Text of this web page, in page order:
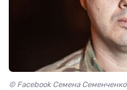
© Facebook Cемена Семенченко